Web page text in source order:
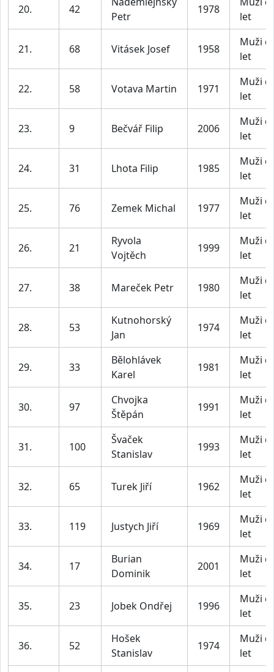
20. 42
Petr
1978
let
21. 68 Vitásek Josef 1958
Muži
let
22. 58 Votava Martin 1971
Muži
let
23. 9 Bečvář Filip 2006
Muži
let
24. 31 Lhota Filip 1985
Muži
let
25. 76 Zemek Michal 1977
Muži
let
26. 21
Ryvola
Vojtěch
1999
Muži
let
27. 38 Mareček Petr 1980
Muži
let
28. 53
Kutnohorský
Jan
1974
Muži
let
29. 33
Bělohlávek
Karel
1981
Muži
let
30. 97
Chvojka
Štěpán
1991
Muži
let
31. 100
Švaček
Stanislav
1993
Muži
let
32. 65 Turek Jiří 1962
Muži
let
33. 119 Justych Jiří 1969
Muži
let
34. 17
Burian
Dominik
2001
Muži
let
35. 23 Jobek Ondřej 1996
Muži
let
36. 52
Hošek
Stanislav
1974
Muži
let